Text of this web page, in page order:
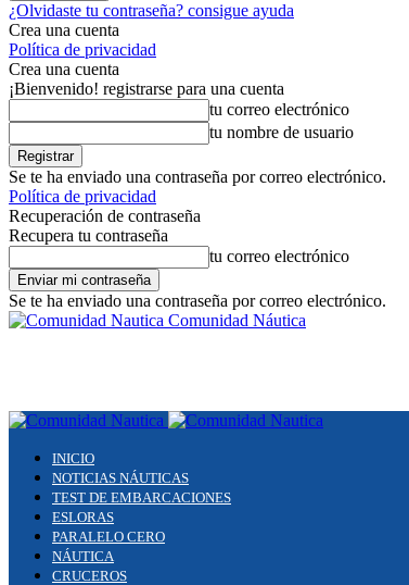
¿Olvidaste tu contraseña? consigue ayuda
Crea una cuenta
Política de privacidad
Crea una cuenta
¡Bienvenido! registrarse para una cuenta
tu correo electrónico
tu nombre de usuario
Se te ha enviado una contraseña por correo electrónico.
Política de privacidad
Recuperación de contraseña
Recupera tu contraseña
tu correo electrónico
Se te ha enviado una contraseña por correo electrónico.
Comunidad Náutica
INICIO
NOTICIAS NÁUTICAS
TEST DE EMBARCACIONES
ESLORAS
PARALELO CERO
NÁUTICA
CRUCEROS